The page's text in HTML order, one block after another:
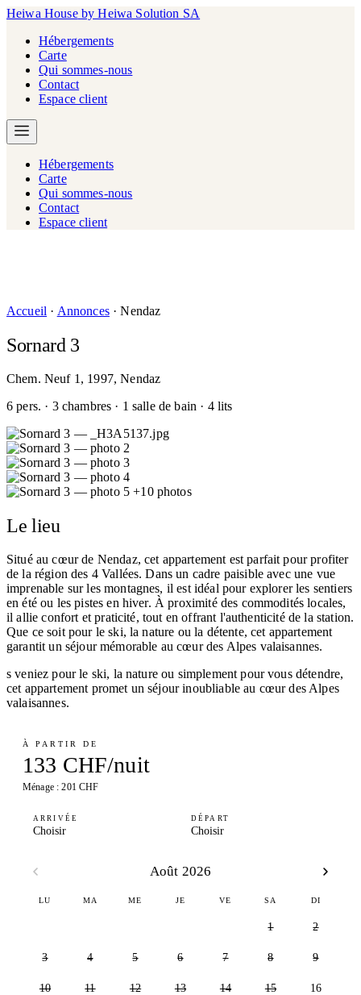
Heiwa House by Heiwa Solution SA
Hébergements
Carte
Qui sommes-nous
Contact
Espace client
Hébergements
Carte
Qui sommes-nous
Contact
Espace client
Accueil · Annonces · Nendaz
Sornard 3
Chem. Neuf 1, 1997, Nendaz
6 pers. · 3 chambres · 1 salle de bain · 4 lits
+10 photos
Le lieu
Situé au cœur de Nendaz, cet appartement est parfait pour profiter
de la région des 4 Vallées. Dans un cadre paisible avec une vue
imprenable sur les montagnes, il est idéal pour explorer les sentiers
en été ou les pistes en hiver. À proximité des commodités locales,
il allie confort et praticité, tout en offrant l'authenticité de la station.
Que ce soit pour le ski, la nature ou la détente, cet appartement
garantit un séjour mémorable au cœur des Alpes valaisannes.
s veniez pour le ski, la nature ou simplement pour vous détendre,
cet appartement promet un séjour inoubliable au cœur des Alpes
valaisannes.
À PARTIR DE
133 CHF/nuit
Ménage : 201 CHF
ARRIVÉE
Choisir
DÉPART
Choisir
Août 2026
LU MA ME JE VE SA DI
1 2
3 4 5 6 7 8 9
10 11 12 13 14 15 16